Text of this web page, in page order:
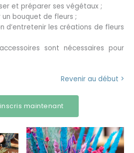
et préparer ses végétaux ;
bouquet de fleurs ;
d’entretenir les créations de fleurs
sont nécessaires pour
Revenir au début >
maintenant